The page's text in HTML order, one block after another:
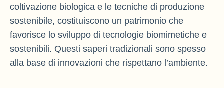
coltivazione biologica e le tecniche di produzione
sostenibile, costituiscono un patrimonio che
favorisce lo sviluppo di tecnologie biomimetiche e
sostenibili. Questi saperi tradizionali sono spesso
alla base di innovazioni che rispettano l’ambiente.